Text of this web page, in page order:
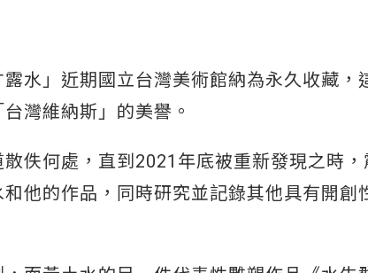
水」近期國立台灣美術館納為永久收藏，
灣維納斯」的美譽。
佚何處，直到2021年底被重新發現之時，
他的作品，同時研究並記錄其他具有開創